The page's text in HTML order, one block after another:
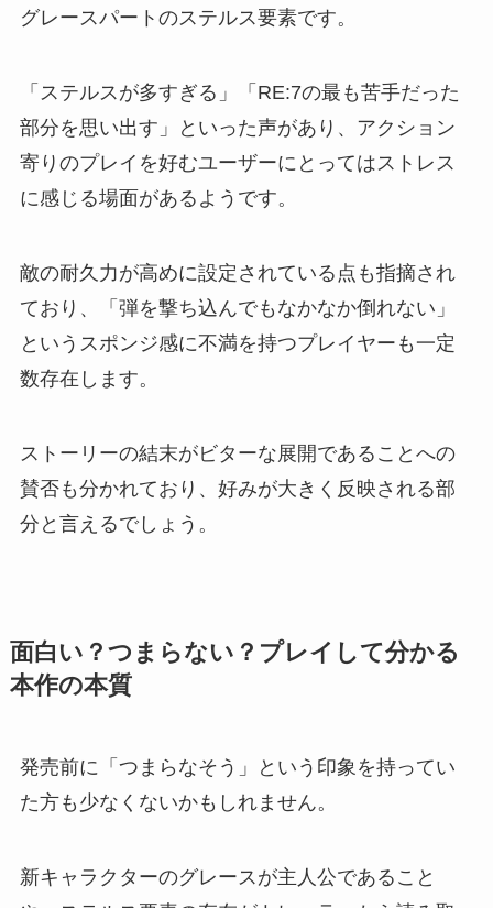
グレースパートのステルス要素です。
「ステルスが多すぎる」「RE:7の最も苦手だった
部分を思い出す」といった声があり、アクション
寄りのプレイを好むユーザーにとってはストレス
に感じる場面があるようです。
敵の耐久力が高めに設定されている点も指摘され
ており、「弾を撃ち込んでもなかなか倒れない」
というスポンジ感に不満を持つプレイヤーも一定
数存在します。
ストーリーの結末がビターな展開であることへの
賛否も分かれており、好みが大きく反映される部
分と言えるでしょう。
面白い？つまらない？プレイして分かる
本作の本質
発売前に「つまらなそう」という印象を持ってい
た方も少なくないかもしれません。
新キャラクターのグレースが主人公であること